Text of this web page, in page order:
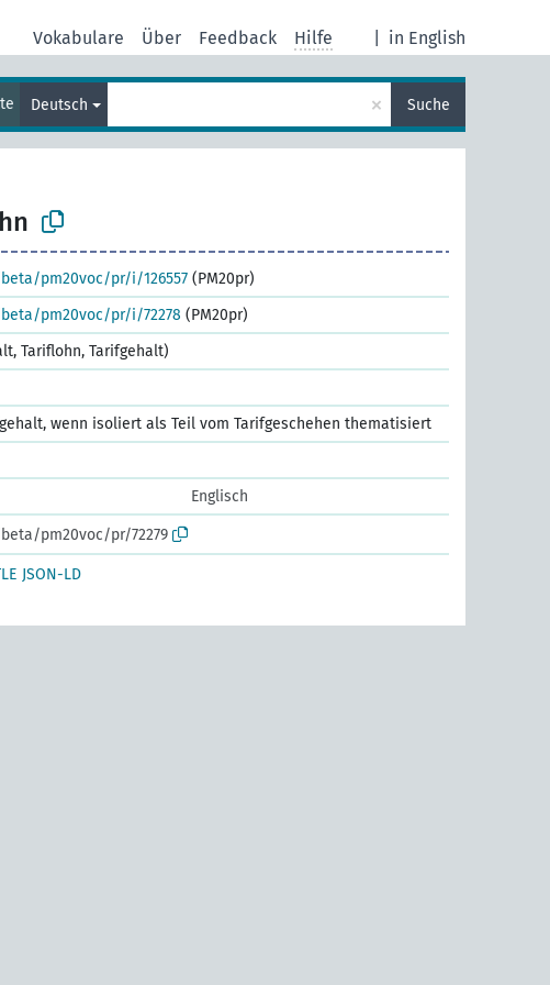
in English
Vokabulare Über Feedback Hilfe
Deutsch × Suche
pm20voc/pr/i/126557 (PM20pr)
pm20voc/pr/i/72278 (PM20pr)
Tariflohn, Tarifgehalt)
wenn isoliert als Teil vom Tarifgeschehen thematisiert
Englisch
pm20voc/pr/72279
JSON-LD